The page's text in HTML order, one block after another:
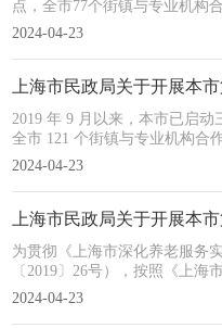
点，全市77个街镇与专业机构
的宣传教育、风险测评、早期
政府确定的本市“十四五”期间
标，市民政局决定继续开展试
2024-04-23
2019 年 9 月以来，本市已启动
全市 121 个街镇与专业机构合
宣传教育、风险测评、早期干
四五”期间该项工作实现“街镇
试点工作。
2024-04-23
为贯彻《上海市深化养老服务
〔2019〕26号），按照《上
知障碍照护服务工作的通知》
2024-04-23